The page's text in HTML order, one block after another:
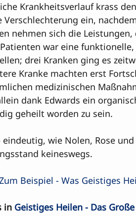
Krankheitsverlauf krass
Verschlechterung ein,
nehmen sich die
war eine
drei Kranken ging es
Kranke machten erst
medizinischen
dank Edwards ein
geheilt worden zu sein.
eindeutig, wie Nolen, Rose
keineswegs.
Beispiel - Was Geistiges
in Geistiges Heilen - Das